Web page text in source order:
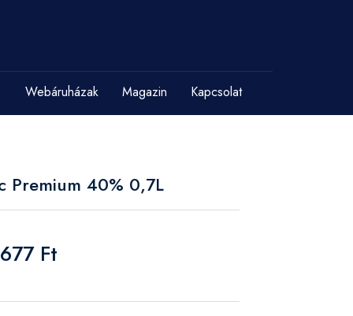
Webáruházak Magazin Kapcsolat
Premium 40% 0,7L
Ft